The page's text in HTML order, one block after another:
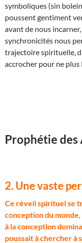
symboliques (sin
poussent gentiment
avant de nous
synchronicités nous
trajectoire spirituelle,
accrocher pour ne plus
Prophétie des
2. Une vaste
Ce réveil spirituel se
conception du
à la conception
poussait à chercher à